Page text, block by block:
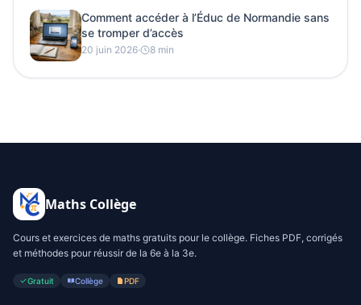
Comment accéder à l’Éduc de Normandie sans
se tromper d’accès
20 juin 2026· 8 min
Maths Collège
Cours et exercices de maths gratuits pour le collège. Fiches PDF, corrigés
et méthodes pour réussir de la 6e à la 3e.
Gratuit Collège PDF